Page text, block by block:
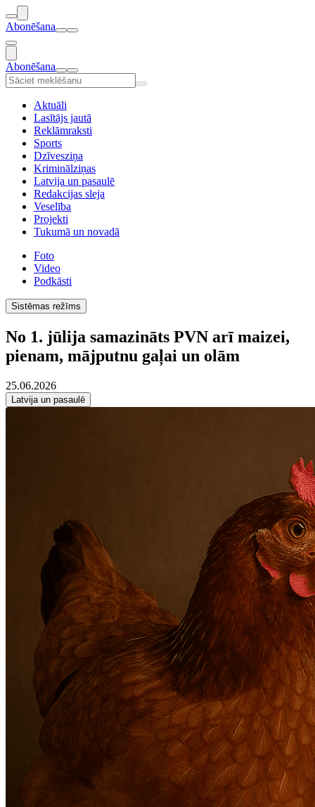
Abonēšana
Abonēšana
Aktuāli
Lasītājs jautā
Reklāmraksti
Sports
Dzīvesziņa
Kriminālziņas
Latvija un pasaulē
Redakcijas sleja
Veselība
Projekti
Tukumā un novadā
Foto
Video
Podkāsti
Sistēmas režīms
No 1. jūlija samazināts PVN arī maizei,
pienam, mājputnu gaļai un olām
25.06.2026
Latvija un pasaulē